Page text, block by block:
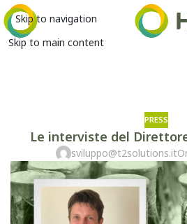
Skip to navigation
Skip to main content
PRESS
Le interviste del
sviluppo@t2solutions.it